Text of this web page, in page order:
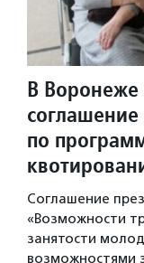
В Воронеже
соглашение
по
Соглашение
«Возможности
занятости
возможностями